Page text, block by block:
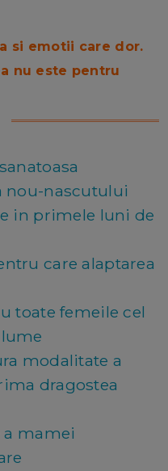
si emotii care dor.
nu este pentru
nou-nascutului
in primele luni de
care alaptarea
toate femeile cel
modalitate a
dragostea
a mamei